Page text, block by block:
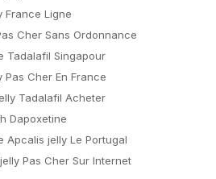
France Ligne
Cher Sans Ordonnance
Tadalafil Singapour
Cher En France
Tadalafil Acheter
Dapoxetine
Apcalis jelly Le Portugal
Pas Cher Sur Internet